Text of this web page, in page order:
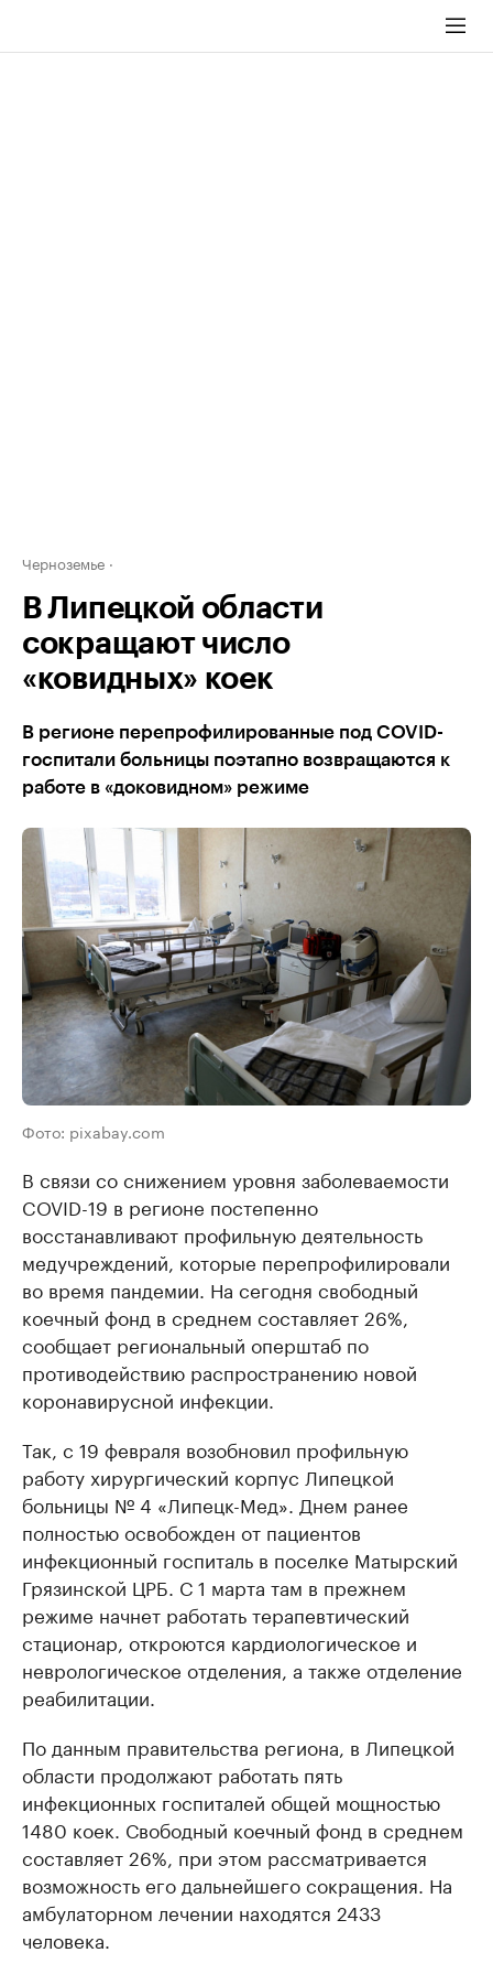
Черноземье
В Липецкой области
сокращают число
«ковидных» коек
В регионе перепрофилированные под COVID-
госпитали больницы поэтапно возвращаются к
работе в «доковидном» режиме
Фото: pixabay.com
В связи со снижением уровня заболеваемости
COVID-19 в регионе постепенно
восстанавливают профильную деятельность
медучреждений, которые перепрофилировали
во время пандемии. На сегодня свободный
коечный фонд в среднем составляет 26%,
сообщает региональный оперштаб по
противодействию распространению новой
коронавирусной инфекции.
Так, с 19 февраля возобновил профильную
работу хирургический корпус Липецкой
больницы № 4 «Липецк-Мед». Днем ранее
полностью освобожден от пациентов
инфекционный госпиталь в поселке Матырский
Грязинской ЦРБ. С 1 марта там в прежнем
режиме начнет работать терапевтический
стационар, откроются кардиологическое и
неврологическое отделения, а также отделение
реабилитации.
По данным правительства региона, в Липецкой
области продолжают работать пять
инфекционных госпиталей общей мощностью
1480 коек. Свободный коечный фонд в среднем
составляет 26%, при этом рассматривается
возможность его дальнейшего сокращения. На
амбулаторном лечении находятся 2433
человека.